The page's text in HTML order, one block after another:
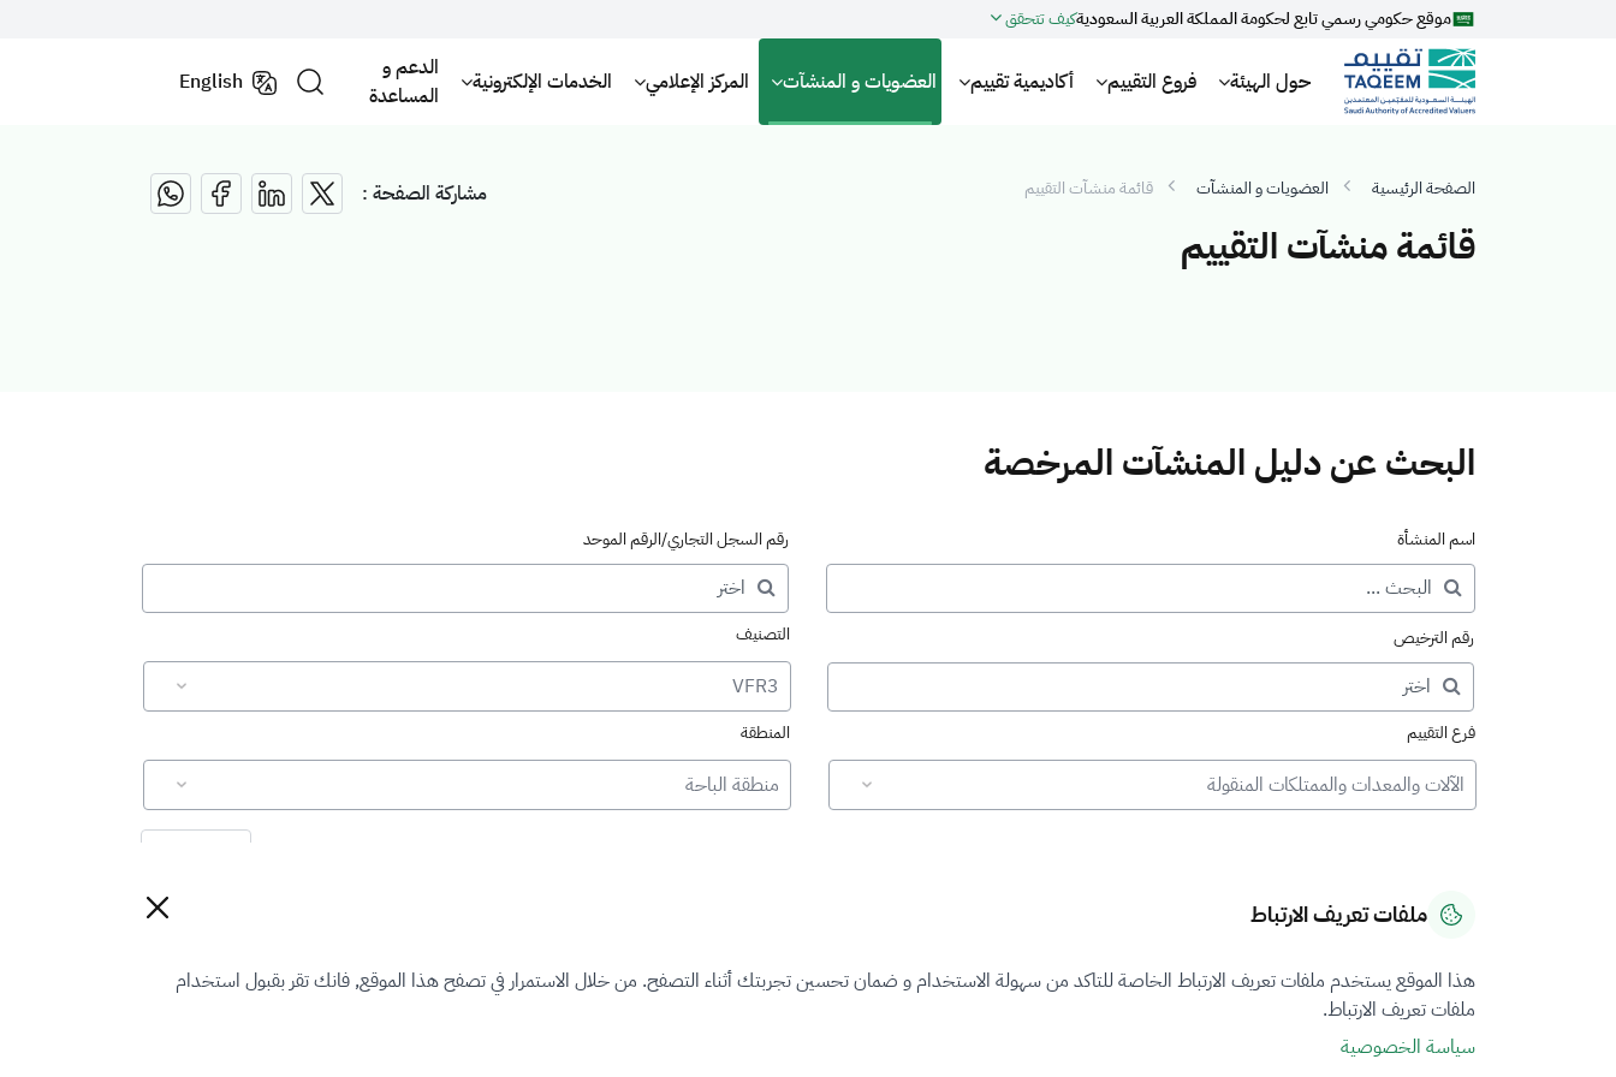
موقع حكومي رسمي تابع لحكومة المملكة العربية السعوديةكيف تتحقق
حول الهيئة فروع التقييم أكاديمية تقييم العضويات و المنشآت المركز الإعلامي الخدمات الإلكترونية
الدعم و
المساعدة
English
الصفحة الرئيسية العضويات و المنشآت قائمة منشآت التقييم مشاركة الصفحة :
قائمة منشآت التقييم
البحث عن دليل المنشآت المرخصة
اسم المنشأة رقم السجل التجاري/الرقم الموحد
رقم الترخيص التصنيف
VFR3
فرع التقييم
الآلات والمعدات والممتلكات المنقولة
المنطقة
منطقة الباحة
ملفات تعريف الارتباط
هذا الموقع يستخدم ملفات تعريف الارتباط الخاصة للتاكد من سهولة الاستخدام و ضمان تحسين تجربتك أثناء التصفح. من خلال الاستمرار في تصفح هذا الموقع, فانك تقر بقبول استخدام
ملفات تعريف الارتباط.
سياسة الخصوصية